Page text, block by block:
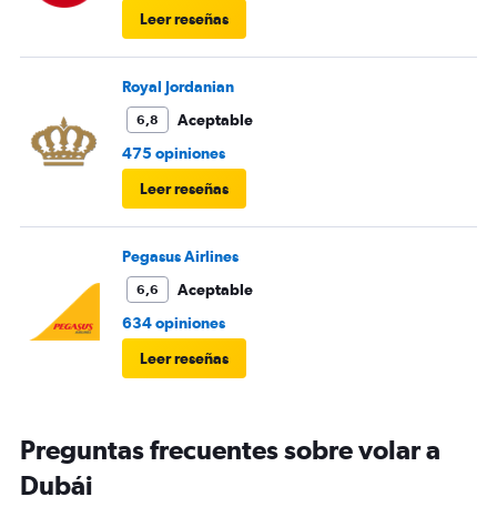
Leer reseñas
Royal Jordanian
6,8
Aceptable
475 opiniones
Leer reseñas
Pegasus Airlines
6,6
Aceptable
634 opiniones
Leer reseñas
Preguntas frecuentes sobre volar a
Dubái